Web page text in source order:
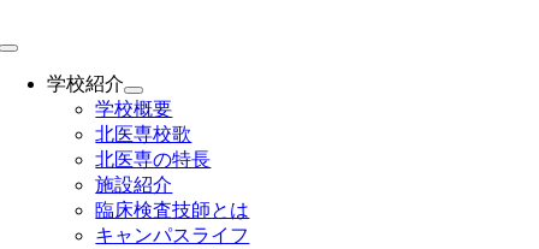
to
Toggle
Navigation学校紹介
学校概要
北医専校歌
北医専の特長
施設紹介
臨床検査技師とは
キャンパスライフ